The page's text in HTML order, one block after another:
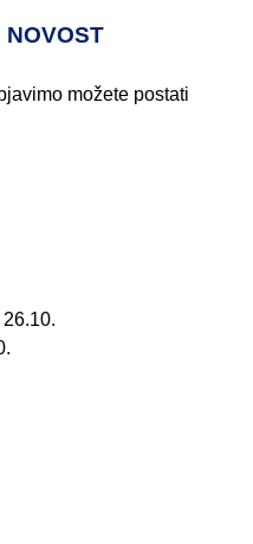
možete postati